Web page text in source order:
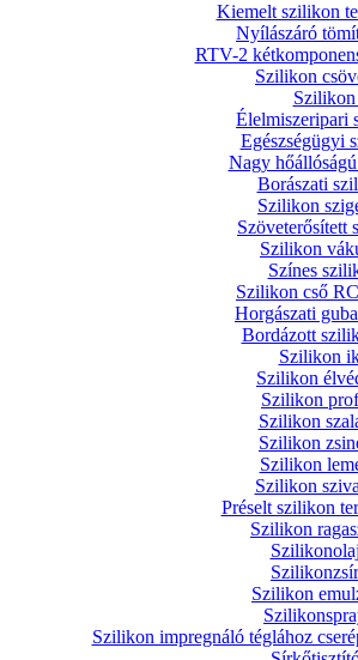
Kiemelt szilikon
Nyílászáró
RTV-2
Szilikon
Szilikon
Élelmiszeripari
Egészségügyi
Nagy
Borászati
Szilikon
Szöveterősített
Szilikon
Színes
Szilikon cső
Horgászati
Bordázott
Szilikon
Szilikon
Szilikon
Szilikon
Szilikon
Szilikon
Szilikon
Préselt szilikon
Szilikon
Szilikonolaj
Szilikonzsír
Szilikon
Szilikon impregnáló téglához